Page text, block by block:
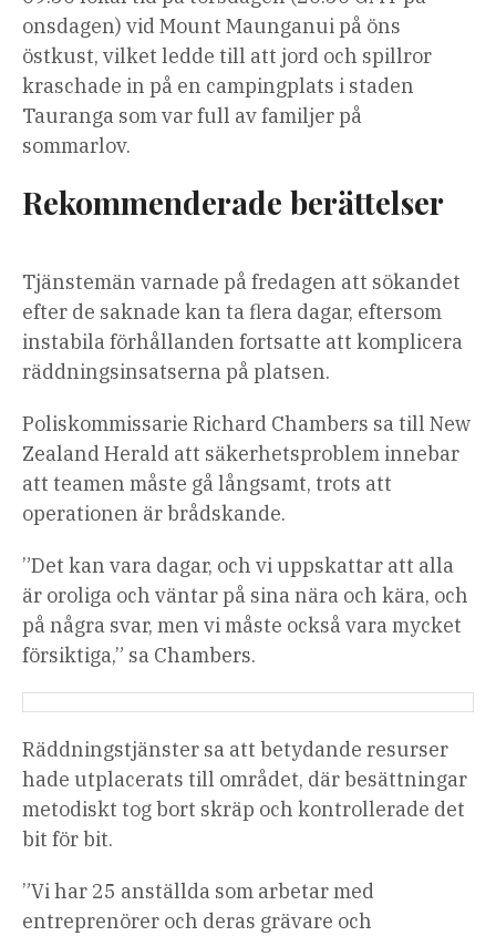
onsdagen) vid Mount Maunganui på öns
östkust, vilket ledde till att jord och spillror
kraschade in på en campingplats i staden
Tauranga som var full av familjer på
sommarlov.
Rekommenderade berättelser
med
4
artiklar
av
listan
Tjänstemän varnade på fredagen att sökandet
efter de saknade kan ta flera dagar, eftersom
instabila förhållanden fortsatte att komplicera
räddningsinsatserna på platsen.
Poliskommissarie Richard Chambers sa till New
Zealand Herald att säkerhetsproblem innebar
att teamen måste gå långsamt, trots att
operationen är brådskande.
”Det kan vara dagar, och vi uppskattar att alla
är oroliga och väntar på sina nära och kära, och
på några svar, men vi måste också vara mycket
försiktiga,” sa Chambers.
Räddningstjänster sa att betydande resurser
hade utplacerats till området, där besättningar
metodiskt tog bort skräp och kontrollerade det
bit för bit.
”Vi har 25 anställda som arbetar med
entreprenörer och deras grävare och